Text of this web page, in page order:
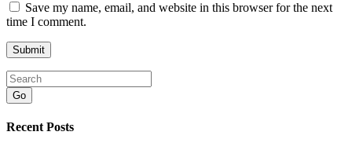
Save my name, email, and website in this browser for the next
time I comment.
Go
Recent Posts